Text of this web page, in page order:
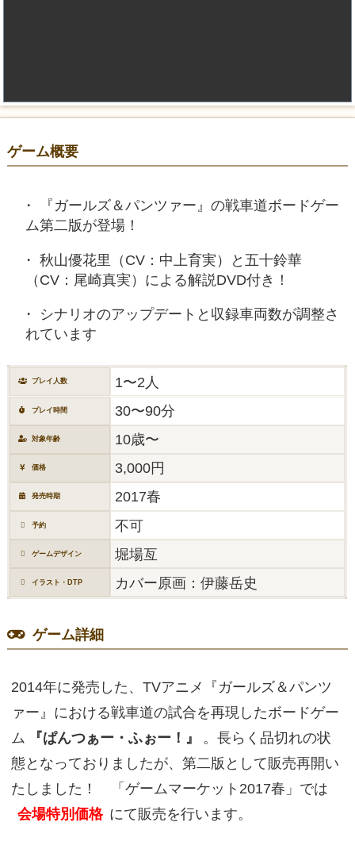
ゲーム概要
『ガールズ＆パンツァー』の戦車道ボードゲー
ム第二版が登場！
秋山優花里（CV：中上育実）と五十鈴華
（CV：尾崎真実）による解説DVD付き！
シナリオのアップデートと収録車両数が調整さ
れています
プレイ人数 1〜2人
プレイ時間 30〜90分
対象年齢 10歳〜
価格 3,000円
発売時期 2017春
予約 不可
ゲームデザイン 堀場亙
イラスト・DTP カバー原画：伊藤岳史
ゲーム詳細
2014年に発売した、TVアニメ『ガールズ＆パンツ
ァー』における戦車道の試合を再現したボードゲー
ム
『ぱんつぁー・ふぉー！』
。長らく品切れの状
態となっておりましたが、第二版として販売再開い
たしました！ 「ゲームマーケット2017春」では
会場特別価格 にて販売を行います。